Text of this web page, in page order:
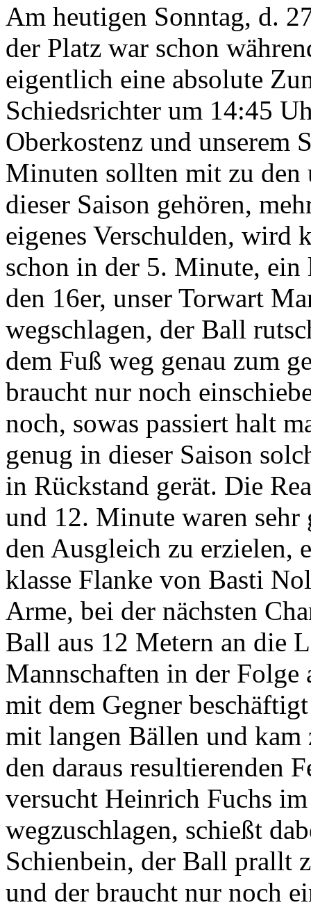
Am heutigen Sonntag, d.
der Platz war schon
eigentlich eine absolute
Schiedsrichter um 14:45
Oberkostenz und unserem
Minuten sollten mit zu
dieser Saison gehören,
eigenes Verschulden, wird
schon in der 5. Minute,
den 16er, unser Torwart
wegschlagen, der Ball
dem Fuß weg genau zum
braucht nur noch
noch, sowas passiert halt
genug in dieser Saison
in Rückstand gerät. Die
und 12. Minute waren
den Ausgleich zu erzielen,
klasse Flanke von Basti
Arme, bei der nächsten
Ball aus 12 Metern an die
Mannschaften in der Folge
mit dem Gegner
mit langen Bällen und
den daraus resultierenden
versucht Heinrich Fuchs
wegzuschlagen, schießt
Schienbein, der Ball prallt
und der braucht nur noch